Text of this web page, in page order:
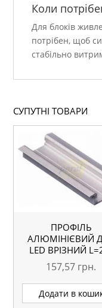
Коли
Для блоків
потрібен, щоб
стабільно
СУПУТНІ ТОВАРИ
ПРОФІЛЬ
АЛЮМІНІЄВИЙ
LED ВРІЗНИЙ
157,57 грн.
Додати в